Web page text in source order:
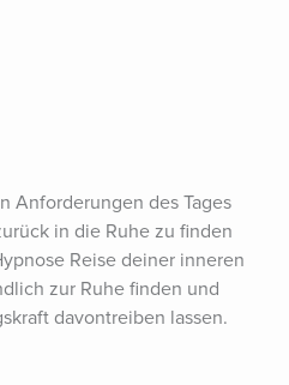
Anforderungen des Tages
in die Ruhe zu finden
Reise deiner inneren
zur Ruhe finden und
davontreiben lassen.